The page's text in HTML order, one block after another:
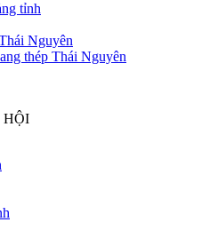
tỉnh
Nguyên
thép Thái Nguyên
HỘI